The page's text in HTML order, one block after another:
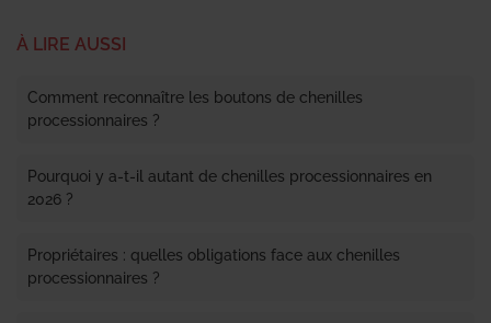
À LIRE AUSSI
Comment reconnaître les boutons de chenilles
processionnaires ?
Pourquoi y a-t-il autant de chenilles processionnaires en
2026 ?
Propriétaires : quelles obligations face aux chenilles
processionnaires ?